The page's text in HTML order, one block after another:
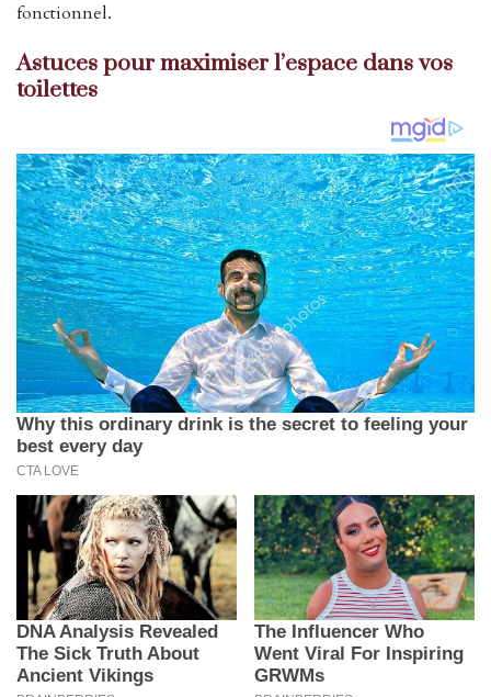
fonctionnel.
Astuces pour maximiser l’espace dans vos
toilettes